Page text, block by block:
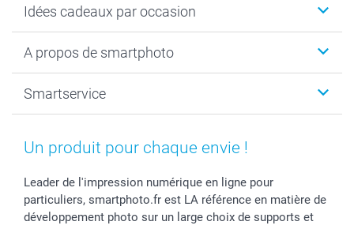
Calendrier photo & Agenda photo
Tirage photo & agrandissement
Faire-part & Cartes
Coques smartphone
Stickers & Etiquettes
Cadres photo & accessoires déco
Dénicheur d'idées cadeau
Idées cadeaux par occasion
Anniversaire
Naissance & baptême
Fête des Mères
Fête des Pères
Communion
Baptême
Toussaint
A propos de smartphoto
Plan du site
Droit de rétraction
Plaintes
Vie privée
Gestion des cookies
Tarifs
Smartservice
Aide
smartbonus
smartfriends
Livraison
Modes de paiement
Un produit pour chaque envie !
Leader de l'impression numérique en ligne pour
particuliers, smartphoto.fr est LA référence en matière de
développement photo sur un large choix de supports et